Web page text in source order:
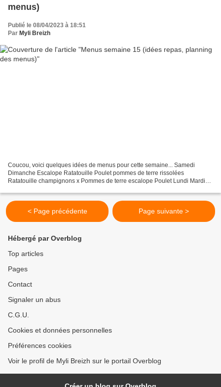
menus)
Publié le 08/04/2023 à 18:51
Par Myli Breizh
Coucou, voici quelques idées de menus pour cette semaine... Samedi
Dimanche Escalope Ratatouille Poulet pommes de terre rissolées
Ratatouille champignons x Pommes de terre escalope Poulet Lundi Mardi
< Page précédente Page suivante >
Hébergé par Overblog
Top articles
Pages
Contact
Signaler un abus
C.G.U.
Cookies et données personnelles
Préférences cookies
Voir le profil de Myli Breizh sur le portail Overblog